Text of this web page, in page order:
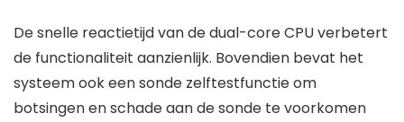
De snelle reactietijd van de dual-core CPU verbetert
de functionaliteit aanzienlijk. Bovendien bevat het
systeem ook een sonde zelftestfunctie om
botsingen en schade aan de sonde te voorkomen